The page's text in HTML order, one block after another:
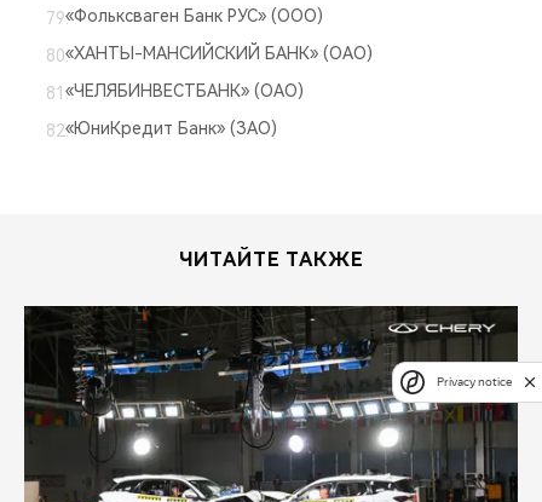
«Фольксваген Банк РУС» (ООО)
«ХАНТЫ-МАНСИЙСКИЙ БАНК» (ОАО)
«ЧЕЛЯБИНВЕСТБАНК» (ОАО)
«ЮниКредит Банк» (ЗАО)
ЧИТАЙТЕ ТАКЖЕ
Privacy notice